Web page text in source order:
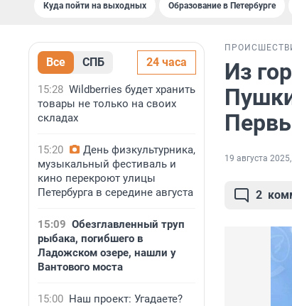
Куда пойти на выходных Образование в Петербурге
Все СПБ 24 часа
15:28 Wildberries будет хранить
товары не только на своих
складах
15:20
День физкультурника,
музыкальный фестиваль и
кино перекроют улицы
Петербурга в середине августа
15:09 Обезглавленный труп
рыбака, погибшего в
Ладожском озере, нашли у
Вантового моста
15:00 Наш проект: Угадаете?
Из
19 августа
2